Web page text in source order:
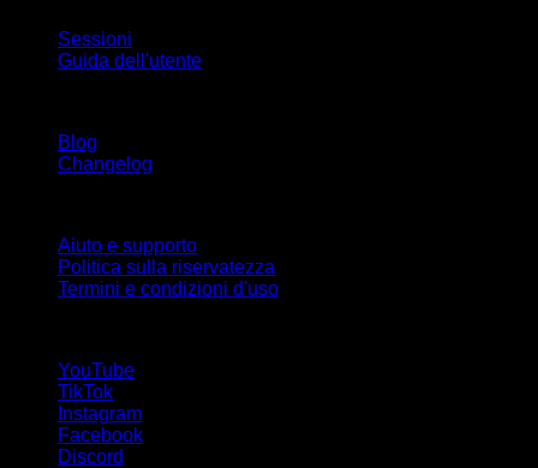
Sessioni
Guida dell'utente
Blog
Changelog
Aiuto e supporto
Politica sulla riservatezza
Termini e condizioni d'uso
YouTube
TikTok
Instagram
Facebook
Discord